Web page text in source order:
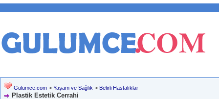
Gulumce.com > Yaşam ve Sağlık > Belirli Hastalıklar
Plastik Estetik Cerrahi